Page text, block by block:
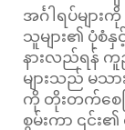
အင်္ဂါရပ်မျာ
သူများ၏ ပုံစံ
နားလည်ရန်
များသည် မသ
ကို တိုးတက်စေ
စွမ်းကာ ၎င်